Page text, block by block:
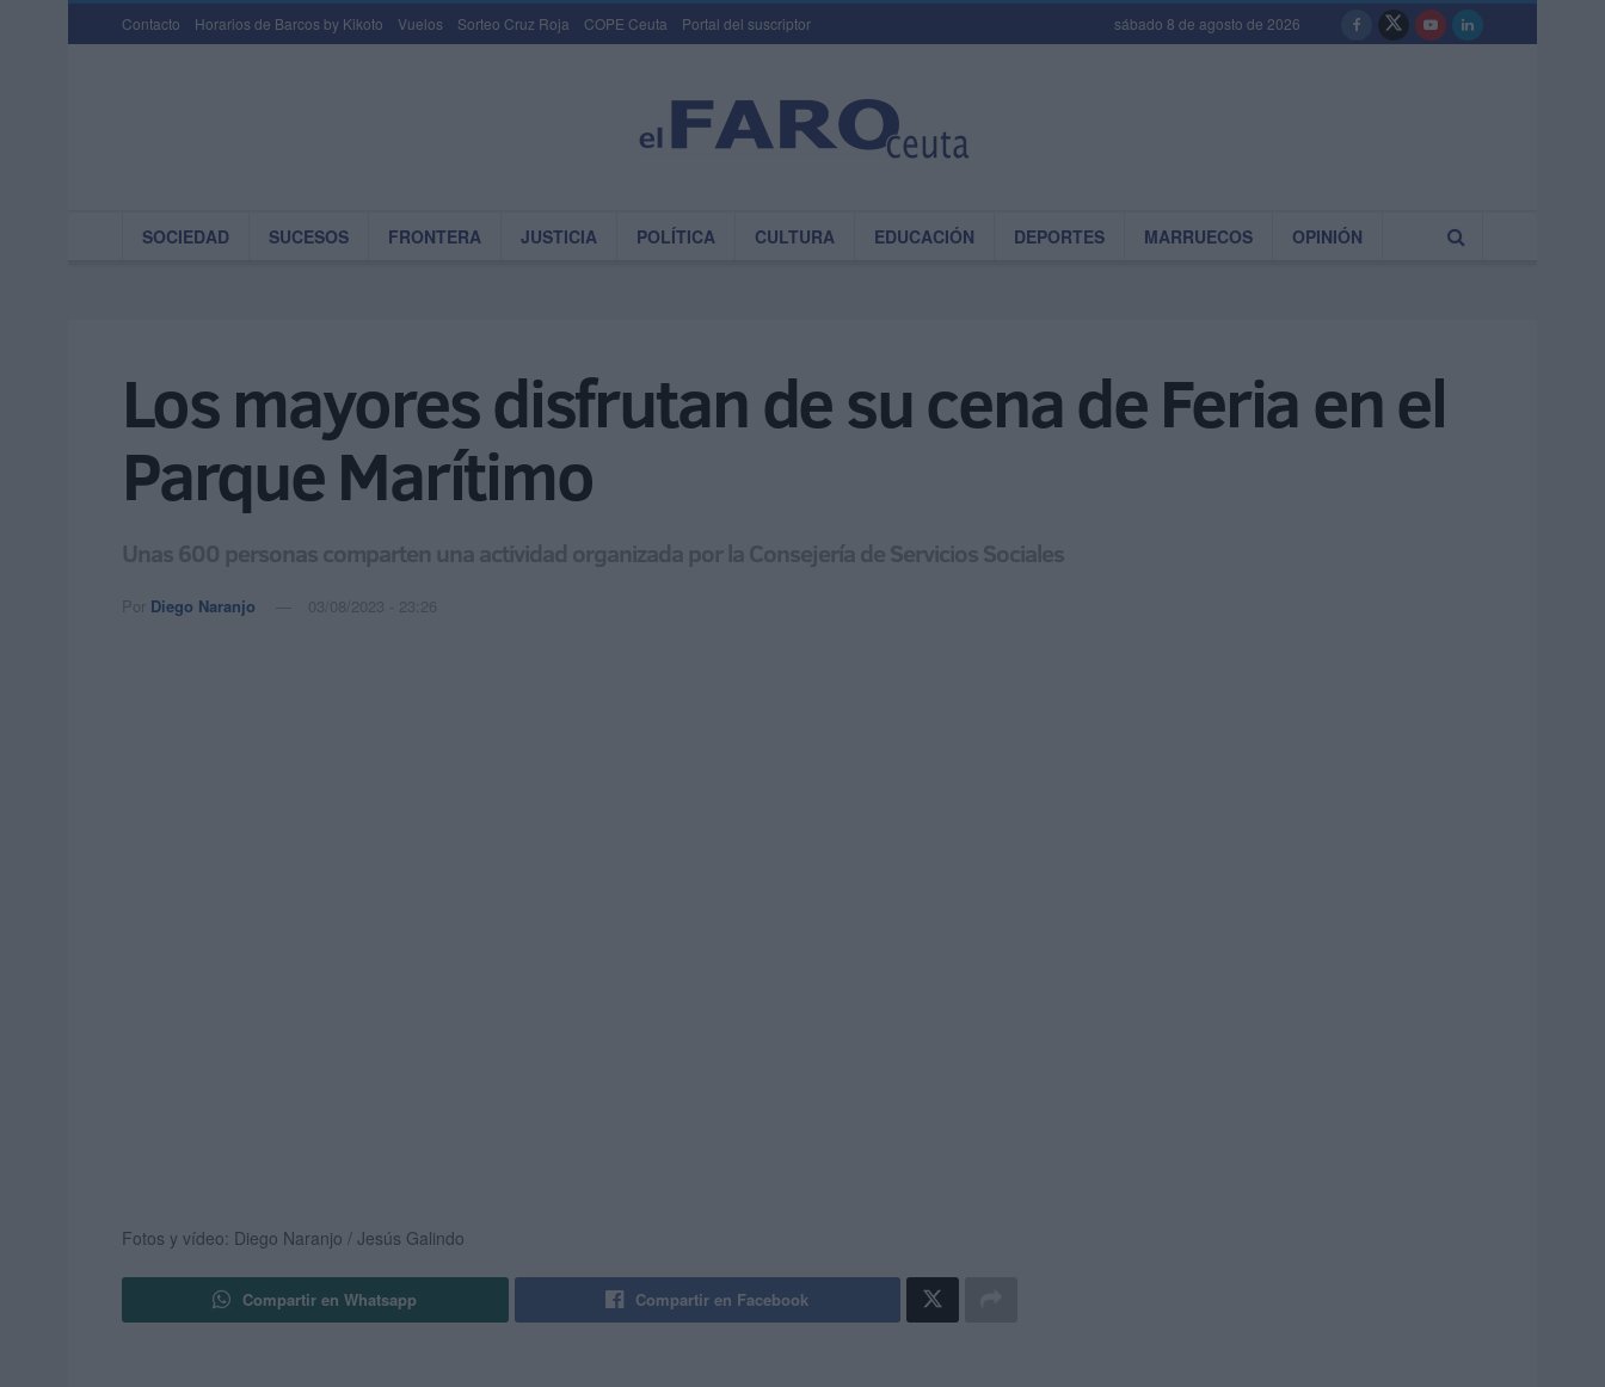
Contacto Horarios de Barcos by Kikoto Vuelos Sorteo Cruz Roja COPE Ceuta Portal del suscriptor sábado 8 de agosto de 2026
SOCIEDAD SUCESOS FRONTERA JUSTICIA POLÍTICA CULTURA EDUCACIÓN DEPORTES MARRUECOS OPINIÓN
Los mayores disfrutan de su cena de Feria en el
Parque Marítimo
Unas 600 personas comparten una actividad organizada por la Consejería de Servicios Sociales
Por Diego Naranjo 03/08/2023 - 23:26
Fotos y vídeo: Diego Naranjo / Jesús Galindo
Compartir en Whatsapp Compartir en Facebook